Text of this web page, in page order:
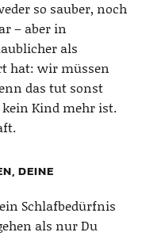
so sauber, noch
– aber in
als
hat: wir müssen
das tut sonst
Kind mehr ist.
DEINE
Schlafbedürfnis
als nur Du